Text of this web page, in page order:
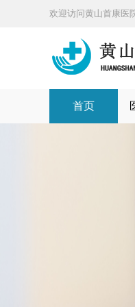
欢迎访问黄山首康医
首页